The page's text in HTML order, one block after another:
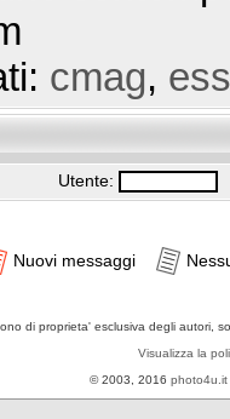
cmag,
Utente:
Nuovi messaggi
di proprieta' esclusiva degli autori,
Visualizza la
© 2003, 2016 photo4u.it